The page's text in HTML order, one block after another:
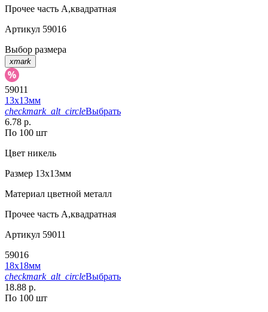
Прочее часть А,квадратная
Артикул 59016
Выбор размера
xmark
59011
13х13мм
checkmark_alt_circleВыбрать
6.78 р.
По 100 шт
Цвет никель
Размер 13х13мм
Материал цветной металл
Прочее часть А,квадратная
Артикул 59011
59016
18х18мм
checkmark_alt_circleВыбрать
18.88 р.
По 100 шт